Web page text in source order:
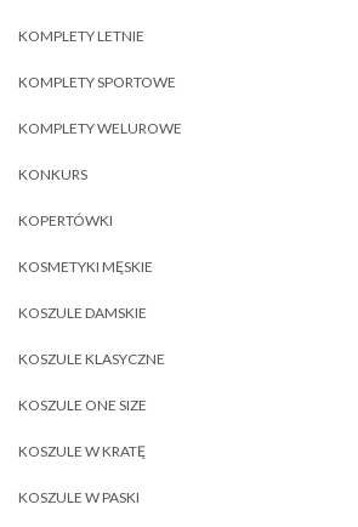
KOMPLETY LETNIE
KOMPLETY SPORTOWE
KOMPLETY WELUROWE
KONKURS
KOPERTÓWKI
KOSMETYKI MĘSKIE
KOSZULE DAMSKIE
KOSZULE KLASYCZNE
KOSZULE ONE SIZE
KOSZULE W KRATĘ
KOSZULE W PASKI